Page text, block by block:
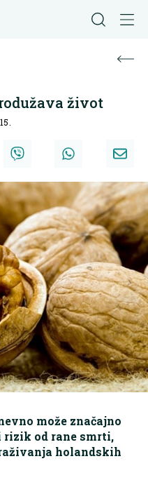
život
može značajno
od rane smrti,
holandskih